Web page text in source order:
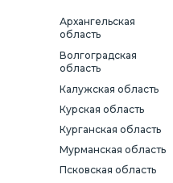
Архангельская
область
Волгоградская
область
Калужская область
Курская область
Курганская область
Мурманская область
Псковская область